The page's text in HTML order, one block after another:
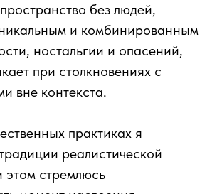
без людей,
и комбинированным
ностальгии и опасений,
при столкновениях с
вне контекста.
практиках я
реалистической
этом стремлюсь